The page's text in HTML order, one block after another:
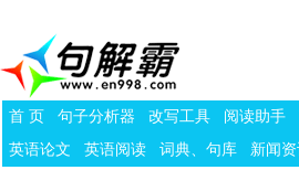
首 页 句子分析器 改写工具 阅读助手
英语论文
英语阅读 词典、句库 新闻